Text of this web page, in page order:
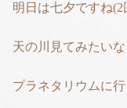
明日は七夕ですね(2
天の川見てみたいな
プラネタリウムに